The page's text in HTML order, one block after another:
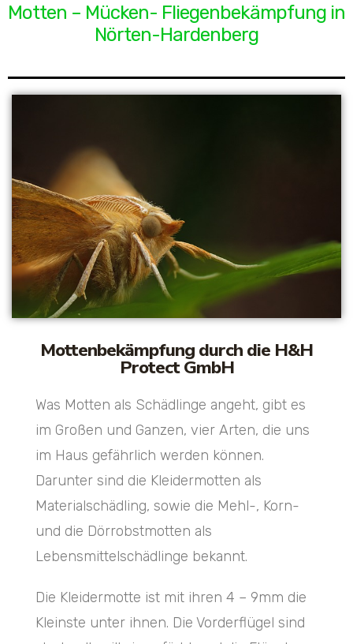
Motten – Mücken- Fliegenbekämpfung in
Nörten-Hardenberg
Mottenbekämpfung durch die H&H
Protect GmbH
Was Motten als Schädlinge angeht, gibt es
im Großen und Ganzen, vier Arten, die uns
im Haus gefährlich werden können.
Darunter sind die Kleidermotten als
Materialschädling, sowie die Mehl-, Korn-
und die Dörrobstmotten als
Lebensmittelschädlinge bekannt.
Die Kleidermotte ist mit ihren 4 – 9mm die
Kleinste unter ihnen. Die Vorderflügel sind